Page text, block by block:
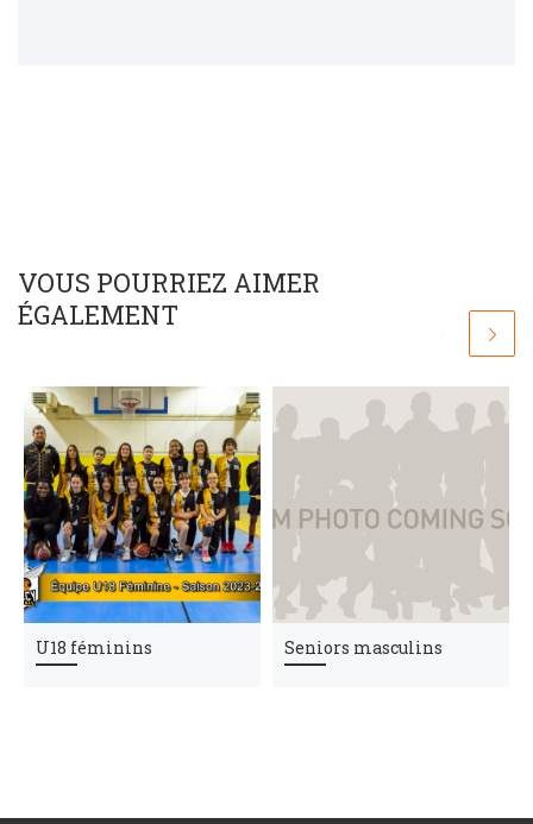
VOUS POURRIEZ AIMER
ÉGALEMENT
U18 féminins Seniors masculins